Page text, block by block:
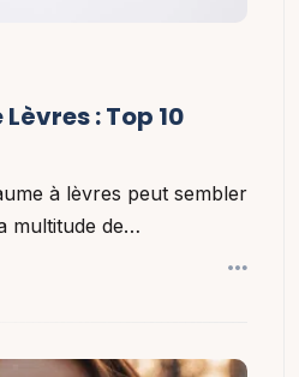
: Top 10
à lèvres peut sembler
multitude de…